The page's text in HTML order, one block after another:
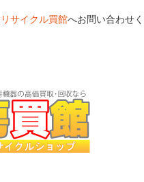
リサイクル買館へお問い合わせく